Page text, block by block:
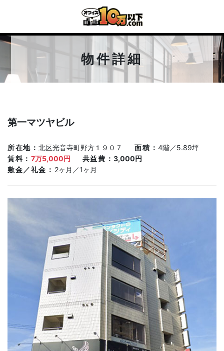
物件詳細
第一マツヤビル
所在地 北区光音寺町野方１９０７ 面積
4階／5.89坪
賃料
7万5,000円 共益費
3,000円
敷金／礼金
2ヶ月／1ヶ月